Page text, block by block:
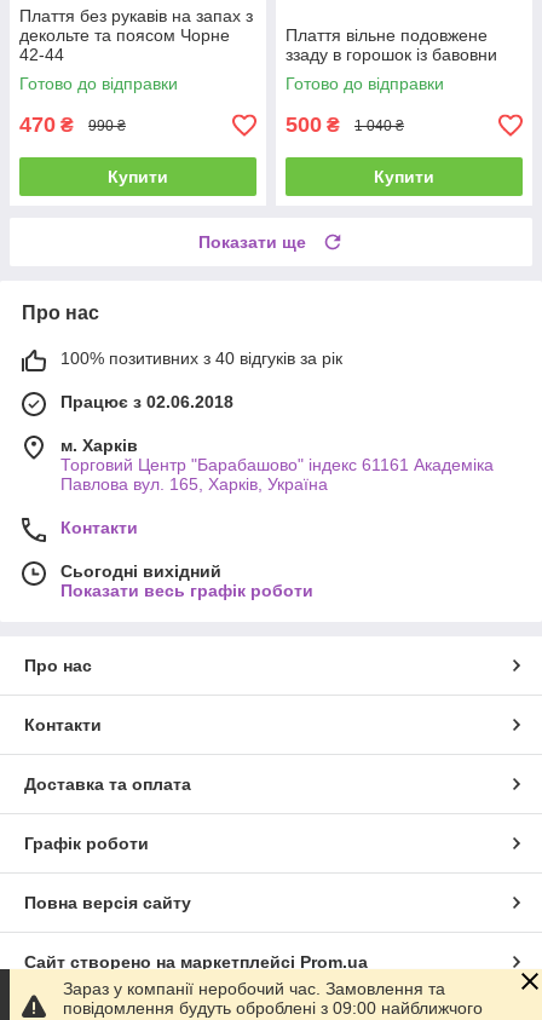
Плаття без рукавів на запах з
декольте та поясом Чорне
42-44
Готово до відправки
470 ₴ 990 ₴
Купити
Плаття вільне подовжене
ззаду в горошок із бавовни
Готово до відправки
500 ₴ 1 040 ₴
Купити
Показати ще
Про нас
100% позитивних з 40 відгуків за рік
Працює з 02.06.2018
м. Харків
Торговий Центр "Барабашово" індекс 61161 Академіка
Павлова вул. 165, Харків, Україна
Контакти
Сьогодні вихідний
Показати весь графік роботи
Про нас
Контакти
Доставка та оплата
Графік роботи
Повна версія сайту
Сайт створено на маркетплейсі Prom.ua
Зараз у компанії неробочий час. Замовлення та
повідомлення будуть оброблені з 09:00 найближчого